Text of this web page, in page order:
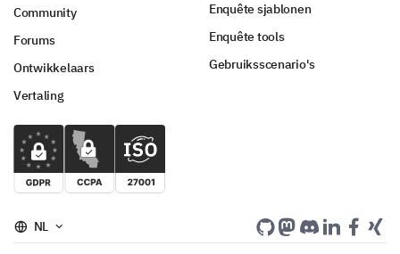
Community
Forums
Ontwikkelaars
Vertaling
Enquête sjablonen
Enquête tools
Gebruiksscenario's
NL